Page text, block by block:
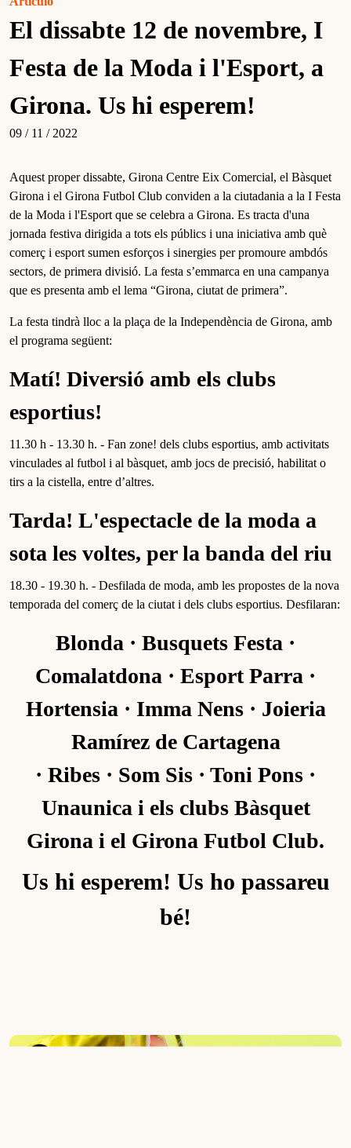
El dissabte 12 de novembre, I
Festa de la Moda i l'Esport, a
Girona. Us hi esperem!
09 / 11 / 2022
Aquest proper dissabte, Girona Centre Eix Comercial, el Bàsquet
Girona i el Girona Futbol Club conviden a la ciutadania a la I Festa
de la Moda i l'Esport que se celebra a Girona. Es tracta d'una
jornada festiva dirigida a tots els públics i una iniciativa amb què
comerç i esport sumen esforços i sinergies per promoure ambdós
sectors, de primera divisió. La festa s’emmarca en una campanya
que es presenta amb el lema “Girona, ciutat de primera”.
La festa tindrà lloc a la plaça de la Independència de Girona, amb
el programa següent:
Matí! Diversió amb els clubs
esportius!
11.30 h - 13.30 h. - Fan zone! dels clubs esportius, amb activitats
vinculades al futbol i al bàsquet, amb jocs de precisió, habilitat o
tirs a la cistella, entre d’altres.
Tarda! L'espectacle de la moda a
sota les voltes, per la banda del riu
18.30 - 19.30 h. - Desfilada de moda, amb les propostes de la nova
temporada del comerç de la ciutat i dels clubs esportius. Desfilaran:
Blonda · Busquets Festa ·
Comalatdona · Esport Parra ·
Hortensia · Imma Nens · Joieria
Ramírez de Cartagena
· Ribes · Som Sis · Toni Pons ·
Unaunica i els clubs Bàsquet
Girona i el Girona Futbol Club.
Us hi esperem! Us ho passareu
bé!